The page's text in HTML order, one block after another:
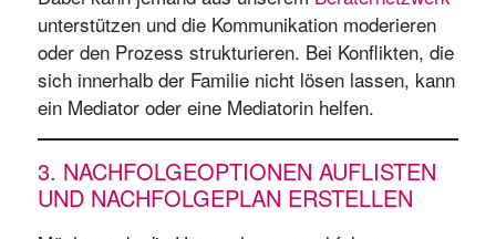
unterstützen und die Kommunikation moderieren
oder den Prozess strukturieren. Bei Konflikten, die
sich innerhalb der Familie nicht lösen lassen, kann
ein Mediator oder eine Mediatorin helfen.
3. NACHFOLGEOPTIONEN AUFLISTEN
UND NACHFOLGEPLAN ERSTELLEN